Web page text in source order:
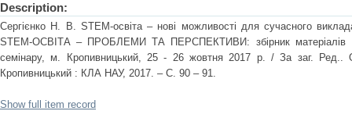
Description:
Сергієнко Н. В. STEM-освіта – нові можливості для сучасного
STEM-ОСВІТА – ПРОБЛЕМИ ТА ПЕРСПЕКТИВИ: збірник матеріалів ІІ
семінару, м. Кропивницький, 25 - 26 жовтня 2017 р. / За заг.
Кропивницький : КЛА НАУ, 2017. – С. 90 – 91.
Show full item record